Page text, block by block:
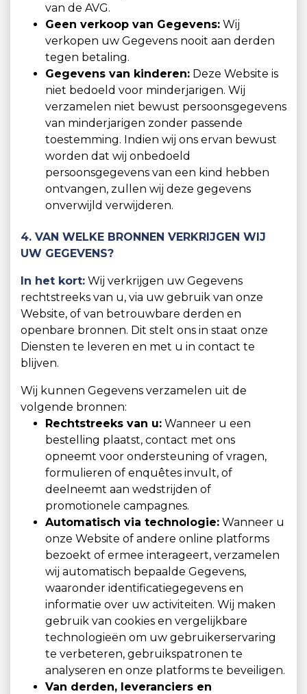
van de AVG.
Geen verkoop van Gegevens: Wij
verkopen uw Gegevens nooit aan derden
tegen betaling.
Gegevens van kinderen: Deze Website is
niet bedoeld voor minderjarigen. Wij
verzamelen niet bewust persoonsgegevens
van minderjarigen zonder passende
toestemming. Indien wij ons ervan bewust
worden dat wij onbedoeld
persoonsgegevens van een kind hebben
ontvangen, zullen wij deze gegevens
onverwijld verwijderen.
4. VAN WELKE BRONNEN VERKRIJGEN WIJ
UW GEGEVENS?
In het kort: Wij verkrijgen uw Gegevens
rechtstreeks van u, via uw gebruik van onze
Website, of van betrouwbare derden en
openbare bronnen. Dit stelt ons in staat onze
Diensten te leveren en met u in contact te
blijven.
Wij kunnen Gegevens verzamelen uit de
volgende bronnen:
Rechtstreeks van u: Wanneer u een
bestelling plaatst, contact met ons
opneemt voor ondersteuning of vragen,
formulieren of enquêtes invult, of
deelneemt aan wedstrijden of
promotionele campagnes.
Automatisch via technologie: Wanneer u
onze Website of andere online platforms
bezoekt of ermee interageert, verzamelen
wij automatisch bepaalde Gegevens,
waaronder identificatiegegevens en
informatie over uw activiteiten. Wij maken
gebruik van cookies en vergelijkbare
technologieën om uw gebruikerservaring
te verbeteren, gebruikspatronen te
analyseren en onze platforms te beveiligen.
Van derden, leveranciers en